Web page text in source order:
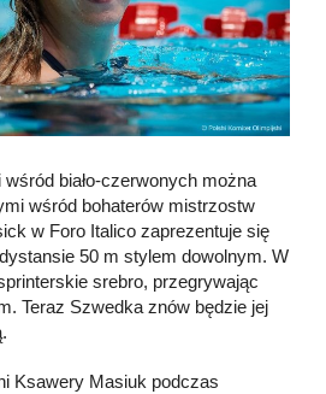
biało-czerwonych można
wśród bohaterów mistrzostw
w Foro Italico zaprezentuje się
50 m stylem dowolnym. W
srebro, przegrywając
Teraz Szwedka znów będzie jej
Ksawery Masiuk podczas